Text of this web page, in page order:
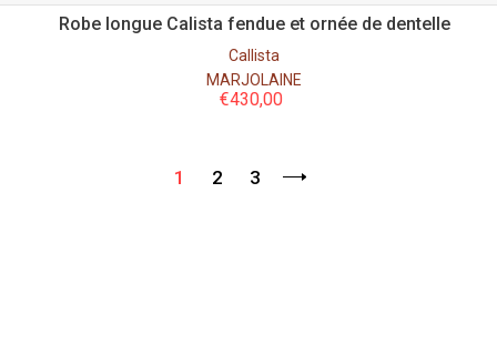
Robe longue Calista fendue et ornée de dentelle
Callista
MARJOLAINE
€430,00
1 2 3